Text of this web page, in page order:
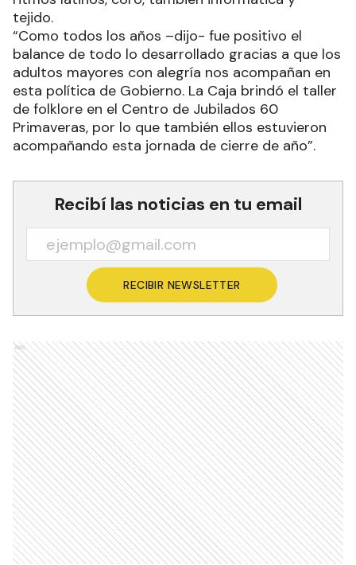
tejido.
“Como todos los años –dijo- fue positivo el
balance de todo lo desarrollado gracias a que los
adultos mayores con alegría nos acompañan en
esta política de Gobierno. La Caja brindó el taller
de folklore en el Centro de Jubilados 60
Primaveras, por lo que también ellos estuvieron
acompañando esta jornada de cierre de año”.
Recibí las noticias en tu email
RECIBIR NEWSLETTER
Ads